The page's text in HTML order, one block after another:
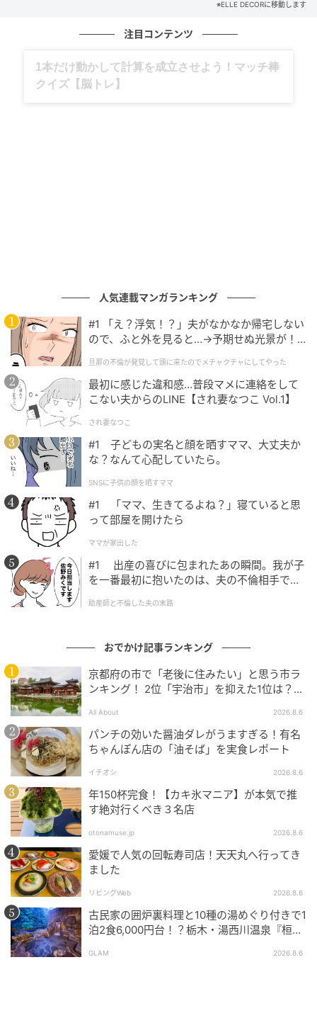
Hearst Owned
直系各社の本社機能を集中させるために建てられた複
合ビル。今回は、そのことが良く分かる合名玄関、エ
レベーター、そして5階オフィスフロアを特別に公開す
る。
黒と白でデザインされた美しい床石、格間天井の精巧
な装飾、今も現役で稼働する重厚なエレベーターなど
から、「壮麗」「品位」「簡素」という3つの言葉が意
匠のコンセプトが定められた、創建時の姿をうかがい
知ることができる。
住所／東京都中央区日本橋室町2-1-1
Hearst Owned
三越劇場
日本橋三越本店のなかでも、とりわけ開業当時の壮麗
な姿を受け継ぐ「三越劇場」は、1927年、日本橋三越
本店6階に完成。関東大震災で甚大な被害を受けた本店
を再建する際、「建物だけでなく、文化的な復興を」
という思いから、世界でも類をみない百貨店の中の劇
場が生まれた。
戦後は文化復興に貢献し、古典芸能や演劇、落語会、
コンサートなど多彩な文化を発信し続けてきた。
※ELLE DECORに移動します
注目コンテンツ
グルメ、ギャグ、子育て、旅行記……全部、読
めます。
人気連載マンガランキング
#1 「え？浮気！？」夫がなかなか帰宅しない
ので、ふと外を見ると…→予期せぬ光景が！
クチャにしてやった
旦那の不倫が発覚して頭に来たのでメチャクチャにしてやった
最初に感じた違和感…普段マメに連絡をして
こない夫からのLINE【され妻なつこ Vol.1】
され妻なつこ
#1 子どもの実名と顔を晒すママ、大丈夫か
な？なんて心配していたら。
SNSに子供の顔を晒すママ
#1 「ママ、生きてるよね？」寝ていると思
って部屋を開けたら
ママが家出した
#1 出産の喜びに包まれたあの瞬間。我が子
を一番最初に抱いたのは、夫の不倫相手でし
助産師と不倫した夫の末路
おでかけ記事ランキング
京都府の市で「老後に住みたい」と思う市ラ
ンキング！ 2位「宇治市」を抑えた1位は？
All About 2026.8.6
パンチの効いた醤油ダレがうますぎる！有名
ちゃんぽん店の「油そば」を実食レポート
イチオシ 2026.8.6
年150杯完食！【カキ氷マニア】が本気で推
す絶対行くべき３名店
otonamuse.jp 2026.8.6
愛媛で人気の回転寿司店！天天丸へ行ってき
ました
リビングWeb 2026.8.6
古民家の囲炉裏料理と10種の湯めぐり付きで1
泊2食6,000円台！？栃木・湯西川温泉『桓武
GLAM 2026.8.6